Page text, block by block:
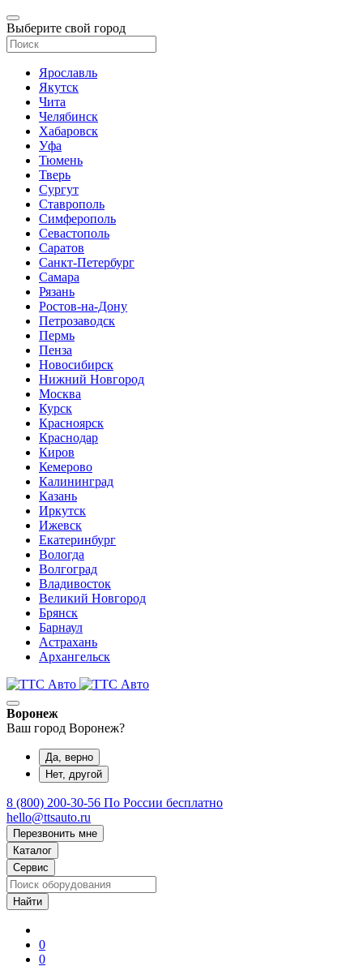
Выберите свой город
Ярославль
Якутск
Чита
Челябинск
Хабаровск
Уфа
Тюмень
Тверь
Сургут
Ставрополь
Симферополь
Севастополь
Саратов
Санкт-Петербург
Самара
Рязань
Ростов-на-Дону
Петрозаводск
Пермь
Пенза
Новосибирск
Нижний Новгород
Москва
Курск
Красноярск
Краснодар
Киров
Кемерово
Калининград
Казань
Иркутск
Ижевск
Екатеринбург
Вологда
Волгоград
Владивосток
Великий Новгород
Брянск
Барнаул
Астрахань
Архангельск
Воронеж
Ваш город Воронеж?
Да, верно
Нет, другой
8 (800) 200-30-56 По России бесплатно
hello@ttsauto.ru
Перезвонить мне
Каталог
Сервис
0
0